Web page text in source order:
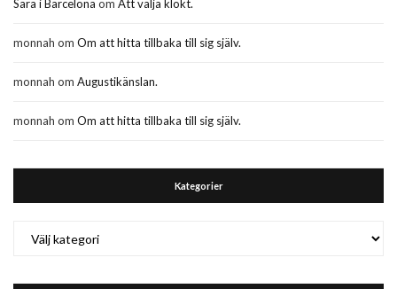
Sara i Barcelona om Att välja klokt.
monnah om Om att hitta tillbaka till sig själv.
monnah om Augustikänslan.
monnah om Om att hitta tillbaka till sig själv.
Kategorier